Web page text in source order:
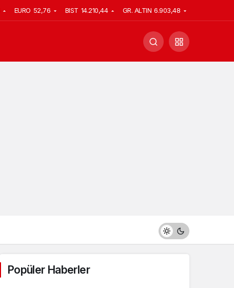
EURO 52,76 BIST 14.210,44 GR. ALTIN 6.903,48
Popüler Haberler